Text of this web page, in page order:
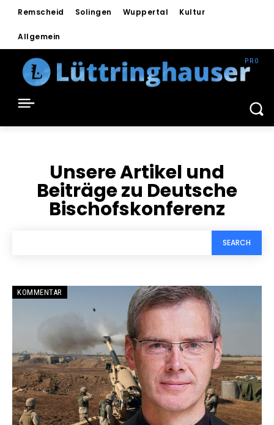
Remscheid Solingen Wuppertal Kultur
Allgemein
Unsere Artikel und
Beiträge zu Deutsche
Bischofskonferenz
SEARCH
KOMMENTAR